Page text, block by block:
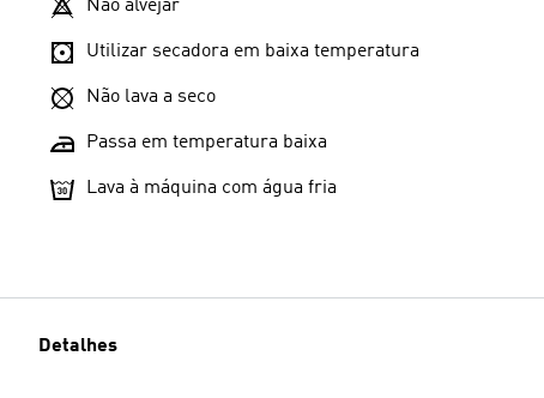
Não alvejar
Utilizar secadora em baixa temperatura
Não lava a seco
Passa em temperatura baixa
Lava à máquina com água fria
Detalhes